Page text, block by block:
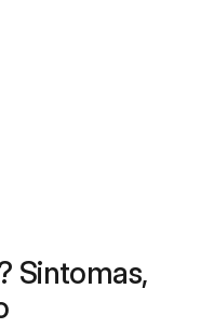
Sintomas,